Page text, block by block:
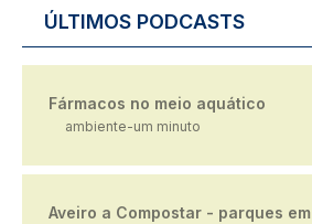
ÚLTIMOS PODCASTS
Fármacos no meio aquático
ambiente-um minuto
Aveiro a Compostar - parques em